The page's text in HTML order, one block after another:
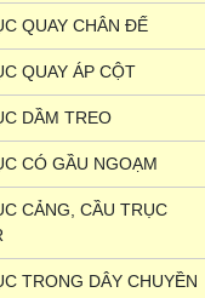
QUAY CHÂN ĐẾ
QUAY ÁP CỘT
DẦM TREO
CÓ GẦU NGOẠM
CẢNG, CẦU TRỤC
TRONG DÂY CHUYỀN